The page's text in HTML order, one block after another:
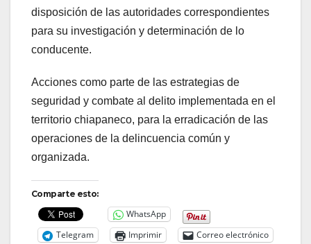
disposición de las autoridades correspondientes
para su investigación y determinación de lo
conducente.
Acciones como parte de las estrategias de
seguridad y combate al delito implementada en el
territorio chiapaneco, para la erradicación de las
operaciones de la delincuencia común y
organizada.
Comparte esto:
WhatsApp
Telegram
Imprimir
Correo electrónico